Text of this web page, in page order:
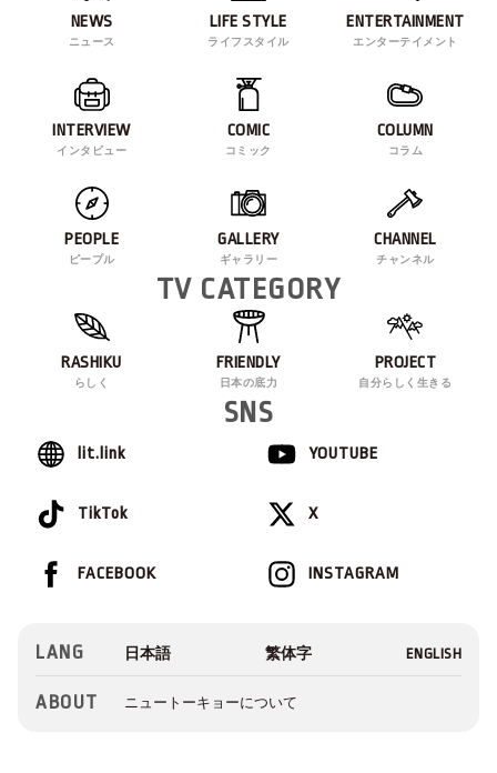
NEWS
ニュース
LIFE STYLE
ライフスタイル
ENTERTAINMENT
エンターテイメント
INTERVIEW
インタビュー
COMIC
コミック
COLUMN
コラム
PEOPLE
ピープル
GALLERY
ギャラリー
CHANNEL
チャンネル
TV CATEGORY
RASHIKU
らしく
FRIENDLY
日本の底力
PROJECT
自分らしく生きる
SNS
lit.link YOUTUBE
TikTok X
INSTAGRAM
FACEBOOK
LANG
ABOUT ニュートーキョーについて